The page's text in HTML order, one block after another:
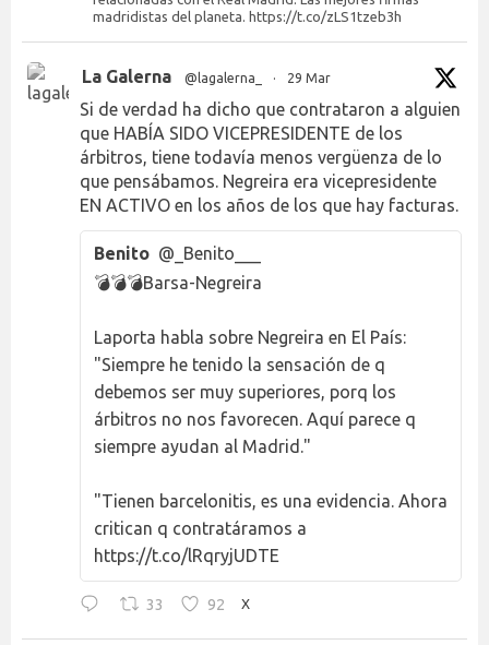
madridistas del planeta. https://t.co/zLS1tzeb3h
La Galerna @lagalerna_ · 29 Mar
Si de verdad ha dicho que contrataron a alguien
que HABÍA SIDO VICEPRESIDENTE de los
árbitros, tiene todavía menos vergüenza de lo
que pensábamos. Negreira era vicepresidente
EN ACTIVO en los años de los que hay facturas.
Benito @_Benito___
💣💣💣Barsa-Negreira
Laporta habla sobre Negreira en El País:
"Siempre he tenido la sensación de q
debemos ser muy superiores, porq los
árbitros no nos favorecen. Aquí parece q
siempre ayudan al Madrid."
"Tienen barcelonitis, es una evidencia. Ahora
critican q contratáramos a
https://t.co/lRqryjUDTE
33 92 X